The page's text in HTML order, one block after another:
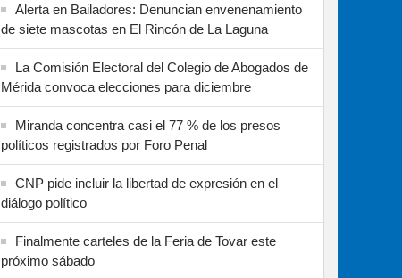
Alerta en Bailadores: Denuncian envenenamiento
de siete mascotas en El Rincón de La Laguna
La Comisión Electoral del Colegio de Abogados de
Mérida convoca elecciones para diciembre
Miranda concentra casi el 77 % de los presos
políticos registrados por Foro Penal
CNP pide incluir la libertad de expresión en el
diálogo político
Finalmente carteles de la Feria de Tovar este
próximo sábado